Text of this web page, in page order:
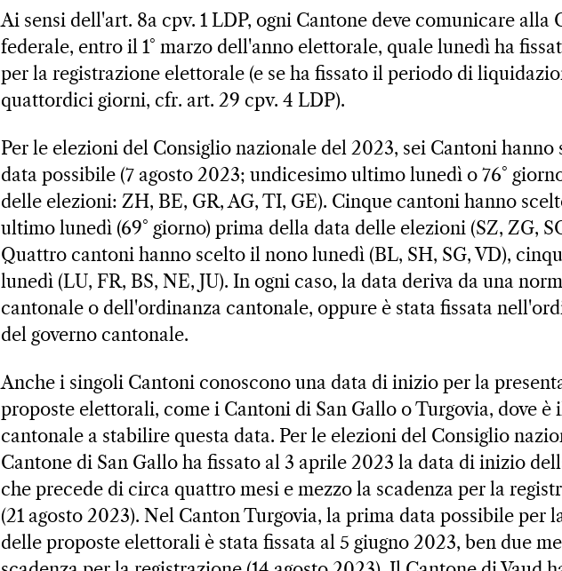
Ai sensi dell'art. 8a cpv. 1 LDP, ogni Cantone deve comunicare alla
federale, entro il 1° marzo dell'anno elettorale, quale lunedì ha
per la registrazione elettorale (e se ha fissato il periodo di
quattordici giorni, cfr. art. 29 cpv. 4 LDP).
Per le elezioni del Consiglio nazionale del 2023, sei Cantoni hanno
data possibile (7 agosto 2023; undicesimo ultimo lunedì o 76°
delle elezioni: ZH, BE, GR, AG, TI, GE). Cinque cantoni hanno
ultimo lunedì (69° giorno) prima della data delle elezioni (SZ, ZG,
Quattro cantoni hanno scelto il nono lunedì (BL, SH, SG, VD),
lunedì (LU, FR, BS, NE, JU). In ogni caso, la data deriva da una
cantonale o dell'ordinanza cantonale, oppure è stata fissata
del governo cantonale.
Anche i singoli Cantoni conoscono una data di inizio per la
proposte elettorali, come i Cantoni di San Gallo o Turgovia, dove è
cantonale a stabilire questa data. Per le elezioni del Consiglio
Cantone di San Gallo ha fissato al 3 aprile 2023 la data di inizio
che precede di circa quattro mesi e mezzo la scadenza per la
(21 agosto 2023). Nel Canton Turgovia, la prima data possibile per
delle proposte elettorali è stata fissata al 5 giugno 2023, ben due